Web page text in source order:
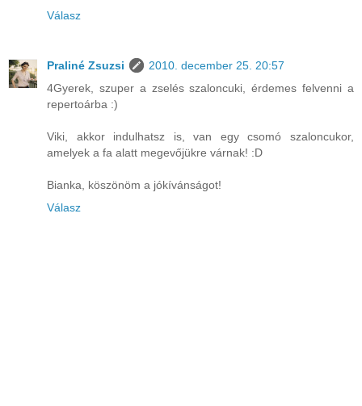
Válasz
Praliné Zsuzsi
2010. december 25. 20:57
4Gyerek, szuper a zselés szaloncuki, érdemes felvenni a
repertoárba :)
Viki, akkor indulhatsz is, van egy csomó szaloncukor,
amelyek a fa alatt megevőjükre várnak! :D
Bianka, köszönöm a jókívánságot!
Válasz